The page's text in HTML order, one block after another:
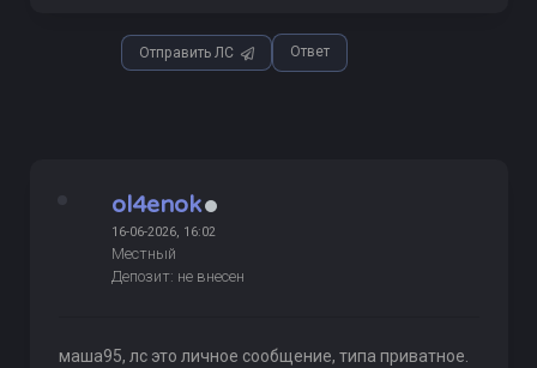
Отправить ЛС Ответ
ol4enok
16-06-2026, 16:02
Местный
Депозит: не внесен
маша95, лс это личное сообщение, типа приватное.